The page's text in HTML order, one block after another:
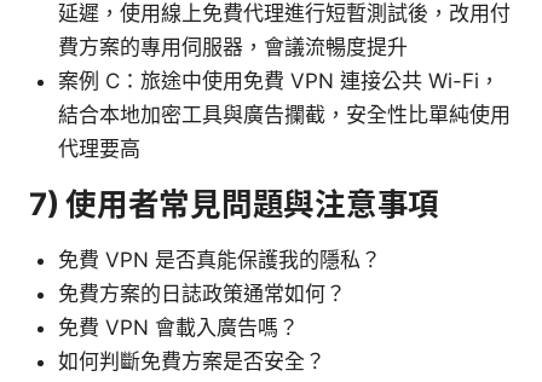
延遲，使用線上免費代理進行短暫測試後，改用付
費方案的專用伺服器，會議流暢度提升
案例 C：旅途中使用免費 VPN 連接公共 Wi-Fi，
結合本地加密工具與廣告攔截，安全性比單純使用
代理要高
7) 使用者常見問題與注意事項
免費 VPN 是否真能保護我的隱私？
免費方案的日誌政策通常如何？
免費 VPN 會載入廣告嗎？
如何判斷免費方案是否安全？